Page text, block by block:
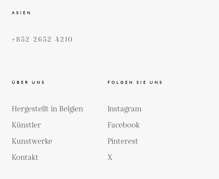
ASIEN
+852 2652 4210
ÜBER UNS
Hergestellt in Belgien
Künstler
Kunstwerke
Kontakt
FOLGEN SIE UNS
Instagram
Facebook
Pinterest
X